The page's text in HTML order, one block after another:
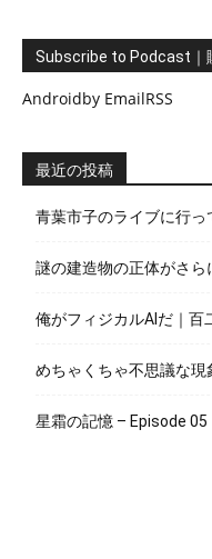
Subscribe to Podcast｜
Androidby EmailRSS
最近の投稿
青葉市子のライブに行
謎の建造物の正体がさ
俺がフィジカルAIだ｜百
めちゃくちゃ不思議な
星霜の記憶 – Episode 05